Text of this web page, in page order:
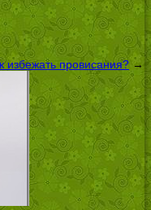
провисания? →